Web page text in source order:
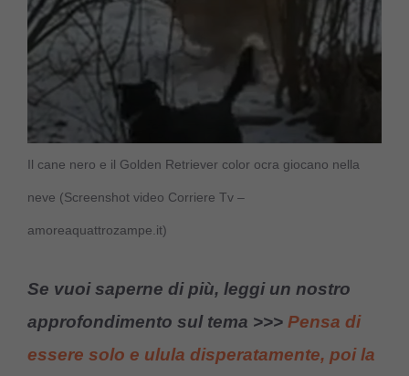
Il cane nero e il Golden Retriever color ocra giocano nella
neve (Screenshot video Corriere Tv –
amoreaquattrozampe.it)
Se vuoi saperne di più, leggi un nostro
approfondimento sul tema >>> Pensa di
essere solo e ulula disperatamente, poi la